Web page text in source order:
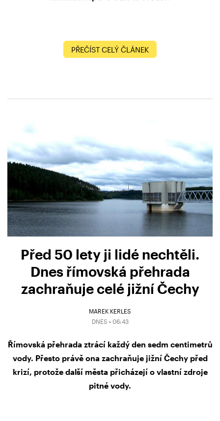
PŘEČÍST CELÝ ČLÁNEK
Před 50 lety ji lidé nechtěli.
Dnes římovská přehrada
zachraňuje celé jižní Čechy
MAREK KERLES
DNES • 06:43
Římovská přehrada ztrácí každý den sedm centimetrů
vody. Přesto právě ona zachraňuje jižní Čechy před
krizí, protože další města přicházejí o vlastní zdroje
pitné vody.